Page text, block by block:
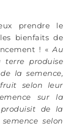
prendre le
bienfaits de
! « Au
produise
la semence,
selon leur
sur la
de la
selon